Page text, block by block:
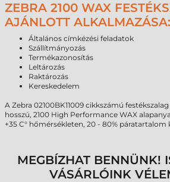
ZEBRA 2100 WAX
AJÁNLOTT ALKALMAZÁSA:
Általános címkézési feladatok
Szállítmányozás
Termékazonosítás
Leltározás
Raktározás
Kereskedelem
A Zebra 02100BK11009 cikkszámú festékszalag
hosszú, 2100 High Performance WAX
+35 C° hőmérsékleten, 20 - 80% páratartalom
MEGBÍZHAT BENNÜNK!
VÁSÁRLÓINK